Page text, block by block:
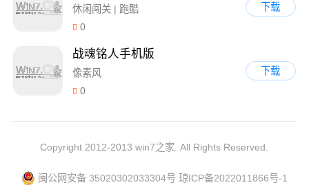
休闲闯关 | 跑酷
0
下载
战魂铭人手机版
像素风
0
下载
Copyright 2012-2013 win7之家. All Rights Reserved.
闽公网安备 35020302033304号 琼ICP备2022011866号-1